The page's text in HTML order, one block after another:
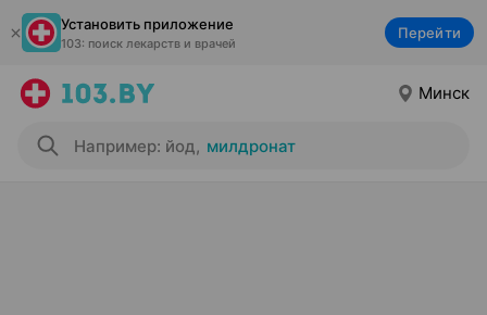
Установить приложение
103: поиск лекарств и врачей
Перейти
Минск
Например: йод, милдронат